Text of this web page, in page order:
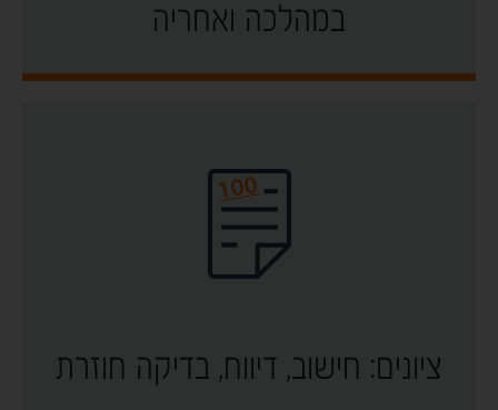
במהלכה ואחריה
ציונים: חישוב, דיווח, בדיקה חוזרת